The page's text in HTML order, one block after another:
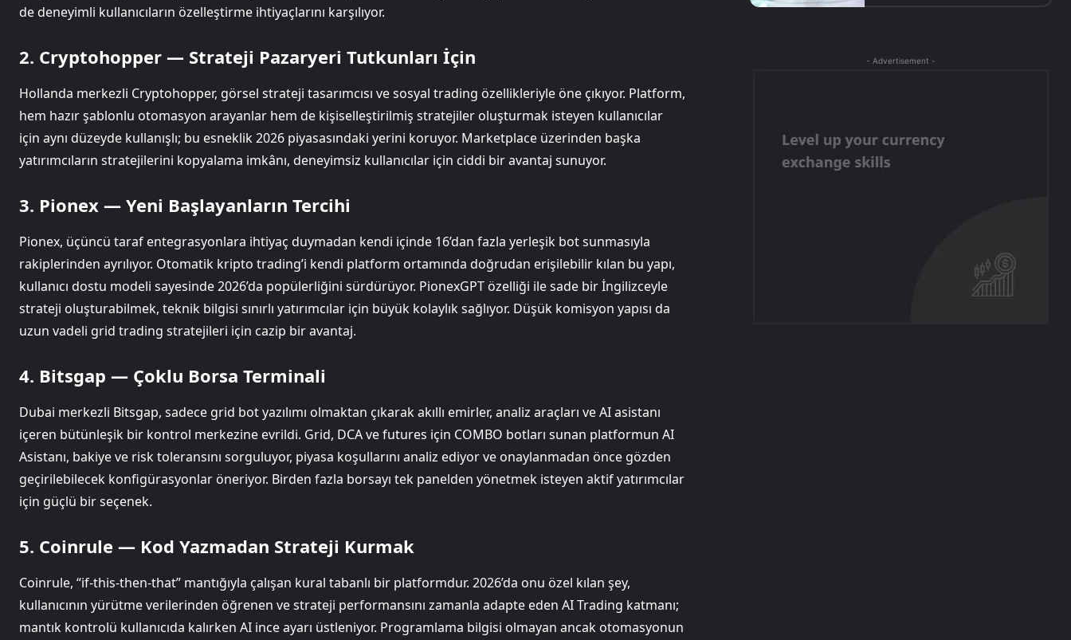
de deneyimli kullanıcıların özelleştirme ihtiyaçlarını karşılıyor.
2. Cryptohopper — Strateji Pazaryeri Tutkunları İçin
Hollanda merkezli Cryptohopper, görsel strateji tasarımcısı ve sosyal trading özellikleriyle öne çıkıyor. Platform,
hem hazır şablonlu otomasyon arayanlar hem de kişiselleştirilmiş stratejiler oluşturmak isteyen kullanıcılar
için aynı düzeyde kullanışlı; bu esneklik 2026 piyasasındaki yerini koruyor. Marketplace üzerinden başka
yatırımcıların stratejilerini kopyalama imkânı, deneyimsiz kullanıcılar için ciddi bir avantaj sunuyor.
3. Pionex — Yeni Başlayanların Tercihi
Pionex, üçüncü taraf entegrasyonlara ihtiyaç duymadan kendi içinde 16’dan fazla yerleşik bot sunmasıyla
rakiplerinden ayrılıyor. Otomatik kripto trading’i kendi platform ortamında doğrudan erişilebilir kılan bu yapı,
kullanıcı dostu modeli sayesinde 2026’da popülerliğini sürdürüyor. PionexGPT özelliği ile sade bir İngilizceyle
strateji oluşturabilmek, teknik bilgisi sınırlı yatırımcılar için büyük kolaylık sağlıyor. Düşük komisyon yapısı da
uzun vadeli grid trading stratejileri için cazip bir avantaj.
4. Bitsgap — Çoklu Borsa Terminali
Dubai merkezli Bitsgap, sadece grid bot yazılımı olmaktan çıkarak akıllı emirler, analiz araçları ve AI asistanı
içeren bütünleşik bir kontrol merkezine evrildi. Grid, DCA ve futures için COMBO botları sunan platformun AI
Asistanı, bakiye ve risk toleransını sorguluyor, piyasa koşullarını analiz ediyor ve onaylanmadan önce gözden
geçirilebilecek konfigürasyonlar öneriyor. Birden fazla borsayı tek panelden yönetmek isteyen aktif yatırımcılar
için güçlü bir seçenek.
5. Coinrule — Kod Yazmadan Strateji Kurmak
Coinrule, “if-this-then-that” mantığıyla çalışan kural tabanlı bir platformdur. 2026’da onu özel kılan şey,
kullanıcının yürütme verilerinden öğrenen ve strateji performansını zamanla adapte eden AI Trading katmanı;
mantık kontrolü kullanıcıda kalırken AI ince ayarı üstleniyor. Programlama bilgisi olmayan ancak otomasyonun
- Advertisement -